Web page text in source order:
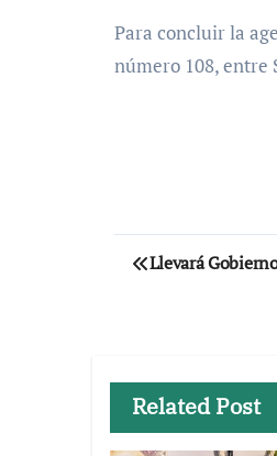
Para concluir la
número 108, entre
Llevará
Related Post